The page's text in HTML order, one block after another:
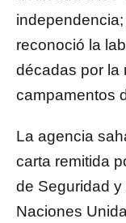
reconoció la
décadas por la
campamentos
La agencia
carta remitida
de Seguridad
Naciones